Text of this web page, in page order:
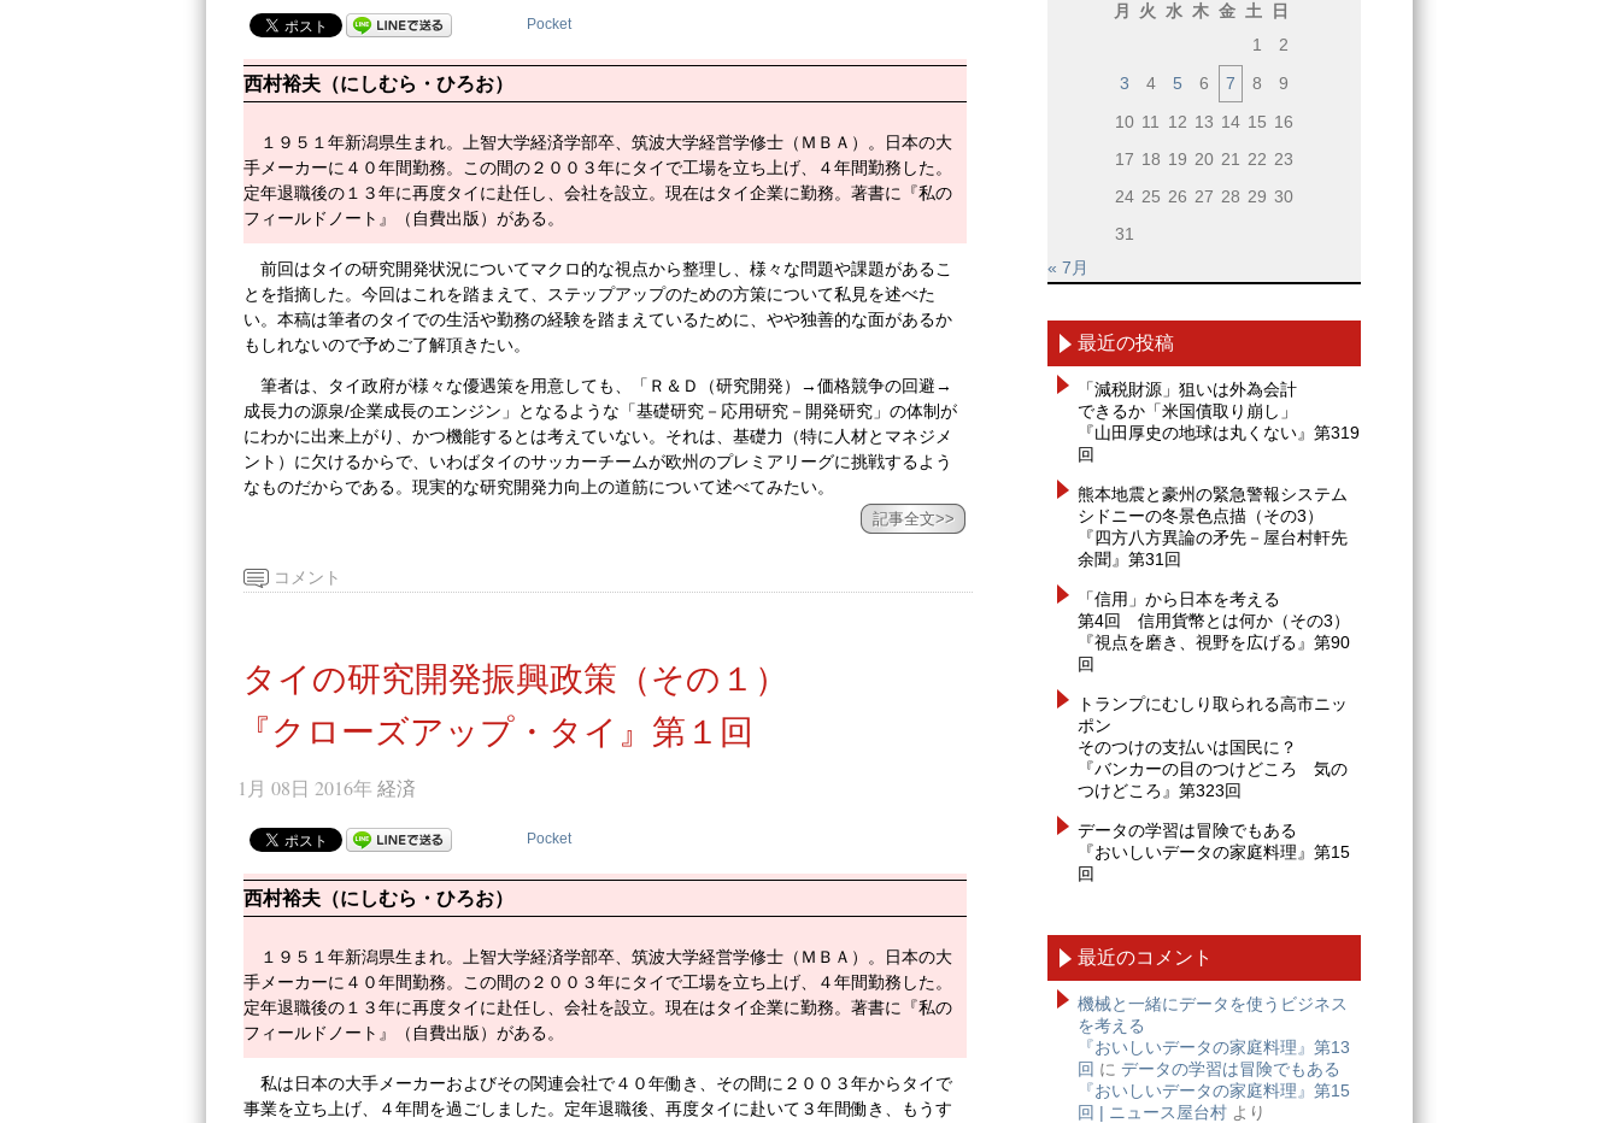
Pocket
西村裕夫（にしむら・ひろお）
１９５１年新潟県生まれ。上智大学経済学部卒、筑波大学経営学修士（ＭＢＡ）。日本の大
手メーカーに４０年間勤務。この間の２００３年にタイで工場を立ち上げ、４年間勤務した。
定年退職後の１３年に再度タイに赴任し、会社を設立。現在はタイ企業に勤務。著書に『私の
フィールドノート』（自費出版）がある。
前回はタイの研究開発状況についてマクロ的な視点から整理し、様々な問題や課題があるこ
とを指摘した。今回はこれを踏まえて、ステップアップのための方策について私見を述べた
い。本稿は筆者のタイでの生活や勤務の経験を踏まえているために、やや独善的な面があるか
もしれないので予めご了解頂きたい。
筆者は、タイ政府が様々な優遇策を用意しても、「Ｒ＆Ｄ（研究開発）→価格競争の回避→
成長力の源泉/企業成長のエンジン」となるような「基礎研究－応用研究－開発研究」の体制が
にわかに出来上がり、かつ機能するとは考えていない。それは、基礎力（特に人材とマネジメ
ント）に欠けるからで、いわばタイのサッカーチームが欧州のプレミアリーグに挑戦するよう
なものだからである。現実的な研究開発力向上の道筋について述べてみたい。
記事全文>>
コメント
タイの研究開発振興政策（その１）
『クローズアップ・タイ』第１回
1月 08日 2016年 経済
Pocket
西村裕夫（にしむら・ひろお）
１９５１年新潟県生まれ。上智大学経済学部卒、筑波大学経営学修士（ＭＢＡ）。日本の大
手メーカーに４０年間勤務。この間の２００３年にタイで工場を立ち上げ、４年間勤務した。
定年退職後の１３年に再度タイに赴任し、会社を設立。現在はタイ企業に勤務。著書に『私の
フィールドノート』（自費出版）がある。
私は日本の大手メーカーおよびその関連会社で４０年働き、その間に２００３年からタイで
事業を立ち上げ、４年間を過ごしました。定年退職後、再度タイに赴いて３年間働き、もうす
月
火 水 木 金 土
日
1
2
3
4 5 6 7 8
9
10 11 12 13 14 15 16
17 18 19 20 21 22 23
24 25 26 27 28 29 30
31
« 7月
最近の投稿
「減税財源」狙いは外為会計
できるか「米国債取り崩し」
『山田厚史の地球は丸くない』第319
回
熊本地震と豪州の緊急警報システム
シドニーの冬景色点描（その3）
『四方八方異論の矛先－屋台村軒先
余聞』第31回
「信用」から日本を考える
第4回 信用貨幣とは何か（その3）
『視点を磨き、視野を広げる』第90
回
トランプにむしり取られる高市ニッ
ポン
そのつけの支払いは国民に？
『バンカーの目のつけどころ 気の
つけどころ』第323回
データの学習は冒険でもある
『おいしいデータの家庭料理』第15
回
最近のコメント
機械と一緒にデータを使うビジネス
を考える
『おいしいデータの家庭料理』第13
回 に データの学習は冒険でもある
『おいしいデータの家庭料理』第15
回 | ニュース屋台村 より